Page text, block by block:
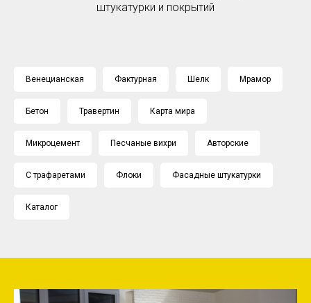
штукатурки и покрытий
Венецианская Фактурная Шелк Мрамор
Бетон Травертин Карта мира
Микроцемент Песчаные вихри Авторские
С трафаретами Флоки Фасадные штукатурки
Каталог